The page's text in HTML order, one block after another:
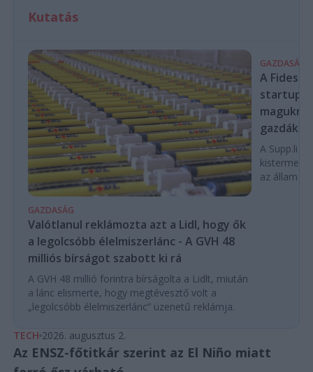
Kutatás
GAZDASÁG
Valótlanul reklámozta azt a Lidl, hogy ők
a legolcsóbb élelmiszerlánc - A GVH 48
milliós bírságot szabott ki rá
A GVH 48 millió forintra bírságolta a Lidlt, miután
a lánc elismerte, hogy megtévesztő volt a
„legolcsóbb élelmiszerlánc” üzenetű reklámja.
GAZDASÁG
A
magukra
gazdákat
A Supp.li
az állam
TECH 2026. augusztus 2.
Az ENSZ-főtitkár szerint az El Niño miatt